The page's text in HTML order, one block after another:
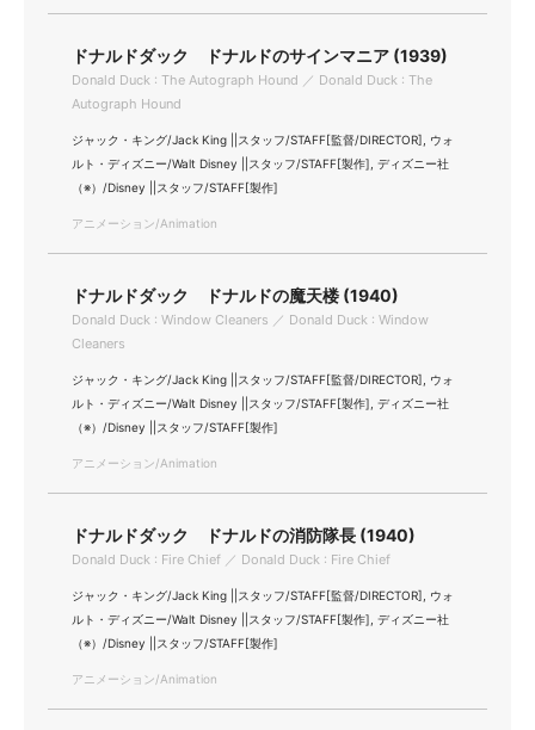
ドナルドダック ドナルドのサインマニア (1939)
Donald Duck : The Autograph Hound ／ Donald Duck : The
Autograph Hound
ジャック・キング/Jack King ||スタッフ/STAFF[監督/DIRECTOR], ウォ
ルト・ディズニー/Walt Disney ||スタッフ/STAFF[製作], ディズニー社
（※）/Disney ||スタッフ/STAFF[製作]
アニメーション/Animation
ドナルドダック ドナルドの魔天楼 (1940)
Donald Duck : Window Cleaners ／ Donald Duck : Window
Cleaners
ジャック・キング/Jack King ||スタッフ/STAFF[監督/DIRECTOR], ウォ
ルト・ディズニー/Walt Disney ||スタッフ/STAFF[製作], ディズニー社
（※）/Disney ||スタッフ/STAFF[製作]
アニメーション/Animation
ドナルドダック ドナルドの消防隊長 (1940)
Donald Duck : Fire Chief ／ Donald Duck : Fire Chief
ジャック・キング/Jack King ||スタッフ/STAFF[監督/DIRECTOR], ウォ
ルト・ディズニー/Walt Disney ||スタッフ/STAFF[製作], ディズニー社
（※）/Disney ||スタッフ/STAFF[製作]
アニメーション/Animation